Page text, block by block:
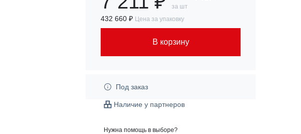
за шт
432 660 ₽ Цена за упаковку
В корзину
Под заказ
Наличие у партнеров
Нужна помощь в выборе?